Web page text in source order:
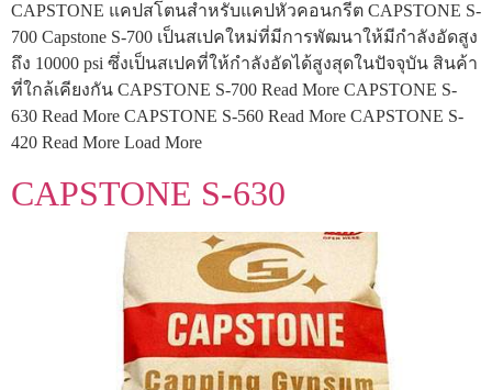
CAPSTONE แคปสโตนสำหรับแคปหัวคอนกรีต CAPSTONE S-
700 Capstone S-700 เป็นสเปคใหม่ที่มีการพัฒนาให้มีกำลังอัดสูง
ถึง 10000 psi ซึ่งเป็นสเปคที่ให้กำลังอัดได้สูงสุดในปัจจุบัน สินค้า
ที่ใกล้เคียงกัน CAPSTONE S-700 Read More CAPSTONE S-
630 Read More CAPSTONE S-560 Read More CAPSTONE S-
420 Read More Load More
CAPSTONE S-630